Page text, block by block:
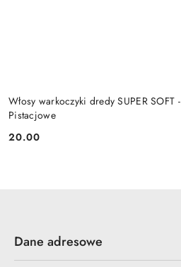
Włosy warkoczyki dredy SUPER SOFT
Pistacjowe
Cena:
20.00
Dane adresowe